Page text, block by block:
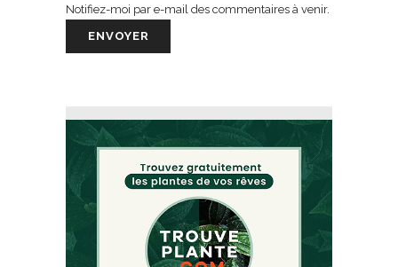
Notifiez-moi par e-mail des commentaires à venir.